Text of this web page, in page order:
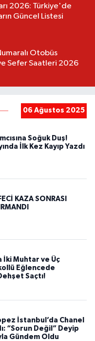
2026: Türkiye'de
Güncel Listesi
Otobüs
Sefer Saatleri 2026
06 Ağustos 2025
Soğuk Duş!
İlk Kez Kayıp Yazdı
KAZA SONRASI
İki Muhtar ve Üç
Eğlencede
Saçtı!
İstanbul’da Chanel
“Sorun Değil” Deyip
Gündem Oldu